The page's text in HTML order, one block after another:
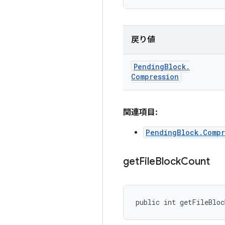
戻り値
PendingBlock.
Compression
関連項目:
getFileBlockCount
public int